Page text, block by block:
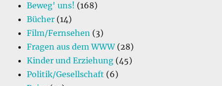
Beweg' uns! (168)
Bücher (14)
Film/Fernsehen (3)
Fragen aus dem WWW(28)
Kinder und Erziehung (45)
Politik/Gesellschaft (6)